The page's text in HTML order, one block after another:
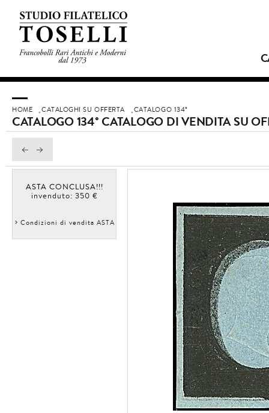
HOME CATALOGHI SU OFFERTA CATALOGO 134°
CATALOGO 134° CATALOGO DI VENDITA SU
ASTA CONCLUSA!!!
invenduto: 350 €
Condizioni di vendita ASTA